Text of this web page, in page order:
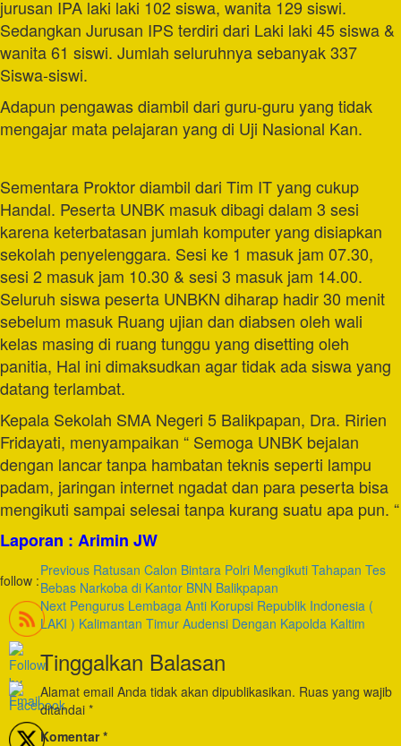
jurusan IPA laki laki 102 siswa, wanita 129 siswi.
Sedangkan Jurusan IPS terdiri dari Laki laki 45 siswa &
wanita 61 siswi. Jumlah seluruhnya sebanyak 337
Siswa-siswi.
Adapun pengawas diambil dari guru-guru yang tidak
mengajar mata pelajaran yang di Uji Nasional Kan.
Sementara Proktor diambil dari Tim IT yang cukup
Handal. Peserta UNBK masuk dibagi dalam 3 sesi
karena keterbatasan jumlah komputer yang disiapkan
sekolah penyelenggara. Sesi ke 1 masuk jam 07.30,
sesi 2 masuk jam 10.30 & sesi 3 masuk jam 14.00.
Seluruh siswa peserta UNBKN diharap hadir 30 menit
sebelum masuk Ruang ujian dan diabsen oleh wali
kelas masing di ruang tunggu yang disetting oleh
panitia, Hal ini dimaksudkan agar tidak ada siswa yang
datang terlambat.
Kepala Sekolah SMA Negeri 5 Balikpapan, Dra. Ririen
Fridayati, menyampaikan “ Semoga UNBK bejalan
dengan lancar tanpa hambatan teknis seperti lampu
padam, jaringan internet ngadat dan para peserta bisa
mengikuti sampai selesai tanpa kurang suatu apa pun. “
Laporan : Arimin JW
follow :
Post
Navigation
Previous Ratusan Calon Bintara Polri Mengikuti Tahapan Tes
Bebas Narkoba di Kantor BNN Balikpapan
Next Pengurus Lembaga Anti Korupsi Republik Indonesia (
LAKI ) Kalimantan Timur Audensi Dengan Kapolda Kaltim
Tinggalkan Balasan
Alamat email Anda tidak akan dipublikasikan. Ruas yang wajib
ditandai *
Komentar*